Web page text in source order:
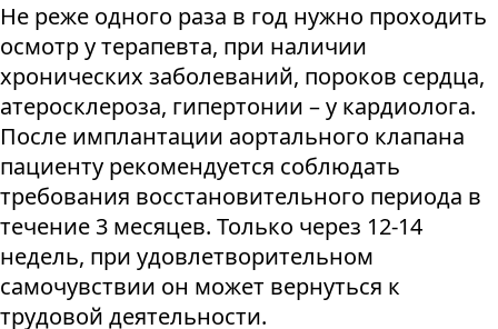
Не реже одного раза в год нужно проходить
осмотр у терапевта, при наличии
хронических заболеваний, пороков сердца,
атеросклероза, гипертонии – у кардиолога.
После имплантации аортального клапана
пациенту рекомендуется соблюдать
требования восстановительного периода в
течение 3 месяцев. Только через 12-14
недель, при удовлетворительном
самочувствии он может вернуться к
трудовой деятельности.